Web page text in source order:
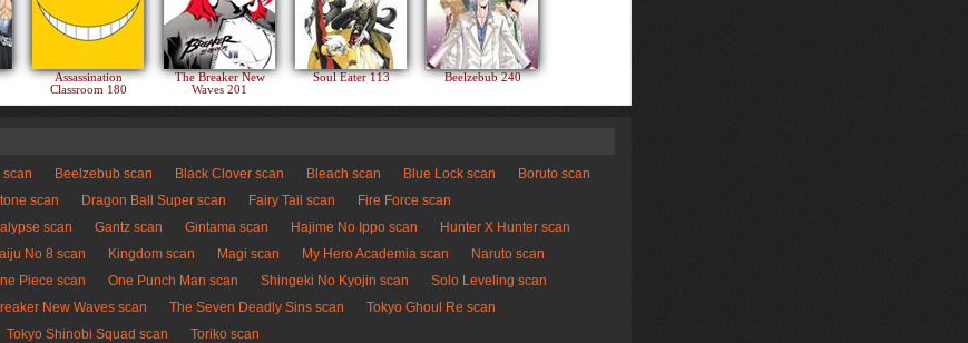
Assassination
Classroom 180
The Breaker New
Waves 201
Soul Eater 113 Beelzebub 240
Beelzebub scan Black Clover scan Bleach scan Blue Lock scan
Boruto scan
scan Dragon Ball Super scan Fairy Tail scan
Fire Force scan
scan
Gantz scan Gintama scan Hajime No Ippo scan
Hunter X Hunter scan
No 8 scan Kingdom scan Magi scan My Hero Academia scan
Naruto scan
Piece scan One Punch Man scan Shingeki No Kyojin scan
Solo Leveling scan
New Waves scan The Seven Deadly Sins scan
Tokyo Ghoul Re scan
Tokyo Shinobi Squad scan Toriko scan